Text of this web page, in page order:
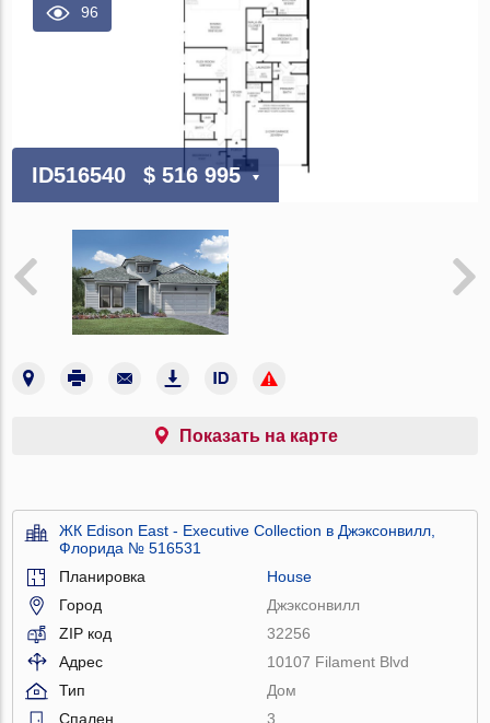
96
ID516540 $ 516 995
Показать на карте
ЖК Edison East - Executive Collection в Джэксонвилл,
Флорида № 516531
Планировка
House
Город
Джэксонвилл
ZIP код
32256
Адрес
10107 Filament Blvd
Тип
Дом
Спален
3